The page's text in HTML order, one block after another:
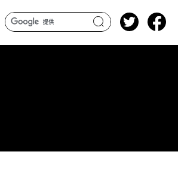
search